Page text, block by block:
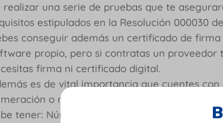
realizar una serie de pruebas que te
estipulados en la Resolución 000030 de
conseguir además un certificado de
propio, pero si contratas un proveedor
firma ni certificado digital.
es de vital importancia que cuentes
o resolución de facturación
tener: Número de autorización, Rango